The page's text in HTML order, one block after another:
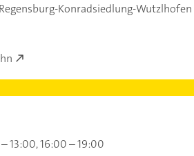
Konradsiedlung-Wutzlhofen
13:00 16:00 – 19:00